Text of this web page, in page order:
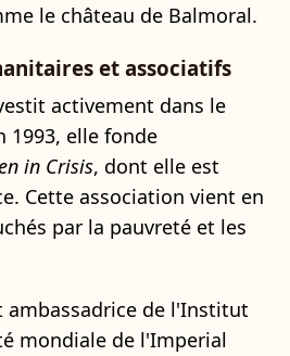
le château de Balmoral.
et associatifs
activement dans le
1993, elle fonde
in Crisis, dont elle est
Cette association vient en
par la pauvreté et les
ambassadrice de l'Institut
mondiale de l'Imperial